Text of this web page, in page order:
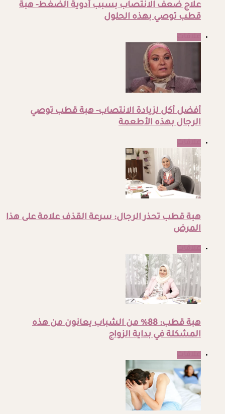
علاج ضعف الانتصاب بسبب أدوية الضغط- هبة
قطب توصي بهذه الحلول
أفضل أكل لزيادة الانتصاب- هبة قطب توصي
الرجال بهذه الأطعمة
هبة قطب تحذر الرجال: سرعة القذف علامة على هذا
المرض
هبة قطب: 88% من الشباب يعانون من هذه
المشكلة في بداية الزواج